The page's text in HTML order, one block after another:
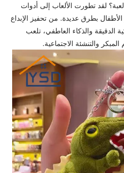
لقد تطورت الألعاب إلى أدوات
بطرق عديدة. من تحفيز الإبداع
الدقيقة والذكاء العاطفي، تلعب
والتنشئة الاجتماعية.